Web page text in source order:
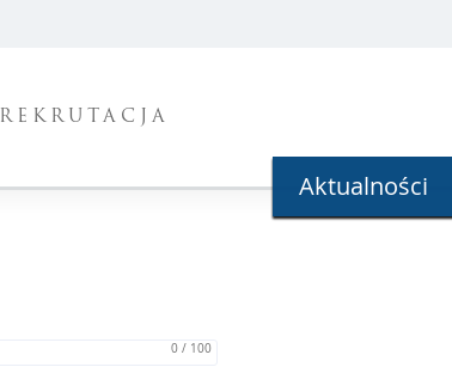
REKRUTACJA
Aktualności
0 / 100